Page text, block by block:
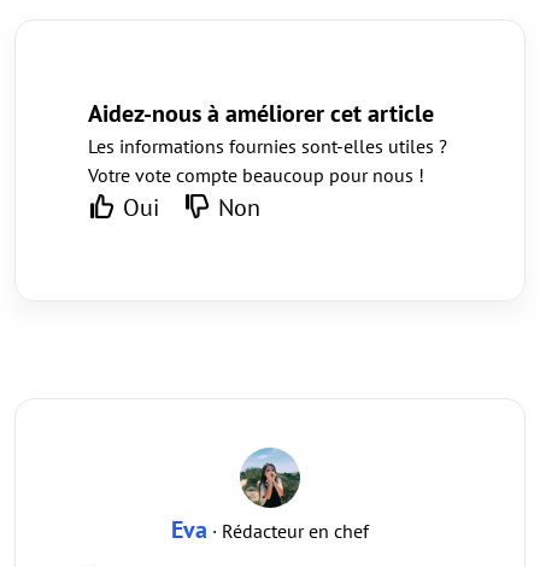
Aidez-nous à améliorer cet article
Les informations fournies sont-elles utiles ?
Votre vote compte beaucoup pour nous !
Oui Non
Eva · Rédacteur en chef